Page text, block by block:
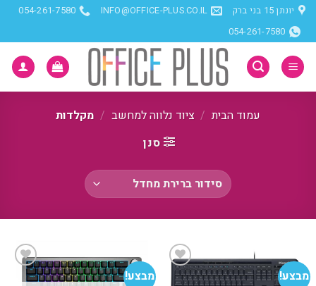
Skip
content
יונתן 15 בני ברק INFO@OFFICE-PLUS.CO.IL
054-261-7580
054-261-7580
עמוד הבית / ציוד נלווה למחשב / מקלדות
סנן
מבצע! מבצע!